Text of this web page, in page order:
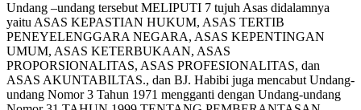
Undang –undang tersebut MELIPUTI 7 tujuh Asas didalamnya
yaitu ASAS KEPASTIAN HUKUM, ASAS TERTIB
PENEYELENGGARA NEGARA, ASAS KEPENTINGAN
UMUM, ASAS KETERBUKAAN, ASAS
PROPORSIONALITAS, ASAS PROFESIONALITAS, dan
ASAS AKUNTABILTAS., dan BJ. Habibi juga mencabut Undang-
undang Nomor 3 Tahun 1971 mengganti dengan Undang-undang